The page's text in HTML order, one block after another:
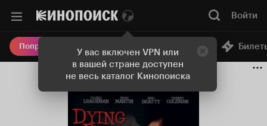
У вас включен VPN или
в вашей стране доступен
не весь каталог Кинопоиска
Войти
Попробовать Плюс Онлайн-кинотеатр